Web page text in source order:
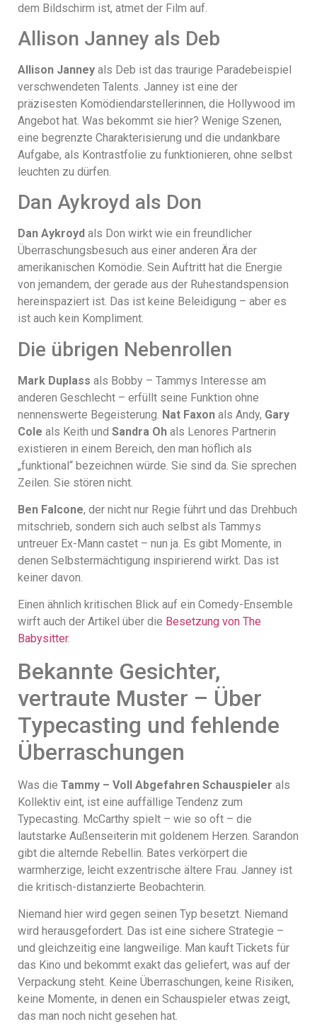
dem Bildschirm ist, atmet der Film auf.
Allison Janney als Deb
Allison Janney als Deb ist das traurige Paradebeispiel
verschwendeten Talents. Janney ist eine der
präzisesten Komödiendarstellerinnen, die Hollywood im
Angebot hat. Was bekommt sie hier? Wenige Szenen,
eine begrenzte Charakterisierung und die undankbare
Aufgabe, als Kontrastfolie zu funktionieren, ohne selbst
leuchten zu dürfen.
Dan Aykroyd als Don
Dan Aykroyd als Don wirkt wie ein freundlicher
Überraschungsbesuch aus einer anderen Ära der
amerikanischen Komödie. Sein Auftritt hat die Energie
von jemandem, der gerade aus der Ruhestandspension
hereinspaziert ist. Das ist keine Beleidigung – aber es
ist auch kein Kompliment.
Die übrigen Nebenrollen
Mark Duplass als Bobby – Tammys Interesse am
anderen Geschlecht – erfüllt seine Funktion ohne
nennenswerte Begeisterung. Nat Faxon als Andy, Gary
Cole als Keith und Sandra Oh als Lenores Partnerin
existieren in einem Bereich, den man höflich als
„funktional“ bezeichnen würde. Sie sind da. Sie sprechen
Zeilen. Sie stören nicht.
Ben Falcone, der nicht nur Regie führt und das Drehbuch
mitschrieb, sondern sich auch selbst als Tammys
untreuer Ex-Mann castet – nun ja. Es gibt Momente, in
denen Selbstermächtigung inspirierend wirkt. Das ist
keiner davon.
Einen ähnlich kritischen Blick auf ein Comedy-Ensemble
wirft auch der Artikel über die Besetzung von The
Babysitter.
Bekannte Gesichter,
vertraute Muster – Über
Typecasting und fehlende
Überraschungen
Was die Tammy – Voll Abgefahren Schauspieler als
Kollektiv eint, ist eine auffällige Tendenz zum
Typecasting. McCarthy spielt – wie so oft – die
lautstarke Außenseiterin mit goldenem Herzen. Sarandon
gibt die alternde Rebellin. Bates verkörpert die
warmherzige, leicht exzentrische ältere Frau. Janney ist
die kritisch-distanzierte Beobachterin.
Niemand hier wird gegen seinen Typ besetzt. Niemand
wird herausgefordert. Das ist eine sichere Strategie –
und gleichzeitig eine langweilige. Man kauft Tickets für
das Kino und bekommt exakt das geliefert, was auf der
Verpackung steht. Keine Überraschungen, keine Risiken,
keine Momente, in denen ein Schauspieler etwas zeigt,
das man noch nicht gesehen hat.